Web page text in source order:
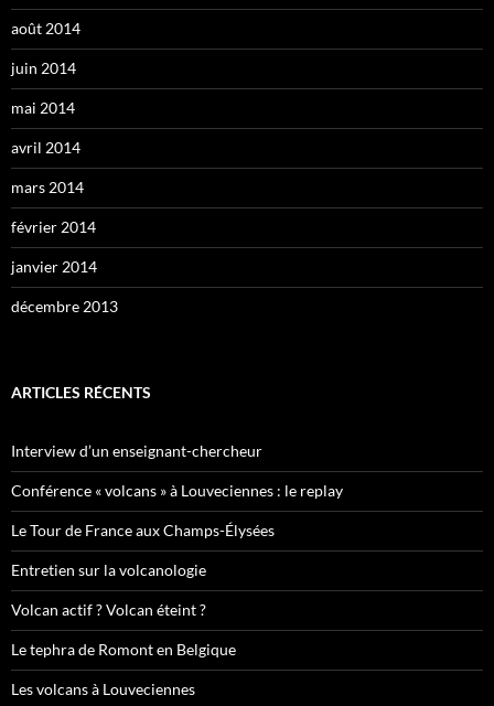
août 2014
juin 2014
mai 2014
avril 2014
mars 2014
février 2014
janvier 2014
décembre 2013
ARTICLES RÉCENTS
Interview d’un enseignant-chercheur
Conférence « volcans » à Louveciennes : le replay
Le Tour de France aux Champs-Élysées
Entretien sur la volcanologie
Volcan actif ? Volcan éteint ?
Le tephra de Romont en Belgique
Les volcans à Louveciennes